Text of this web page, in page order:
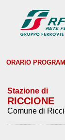
ORARIO
Stazione di
RICCIONE
Comune di